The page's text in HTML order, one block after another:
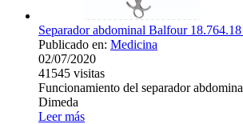
Separador abdominal Balfour
Publicado en: Medicina
02/07/2020
41545 visitas
Funcionamiento del separador
Dimeda
Leer más